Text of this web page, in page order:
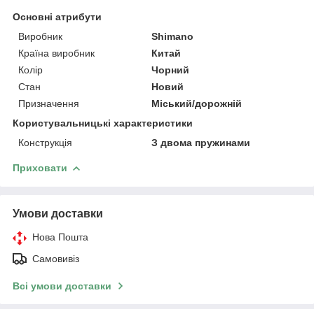
Основні атрибути
Виробник
Shimano
Країна виробник
Китай
Колір
Чорний
Стан
Новий
Призначення
Міський/дорожній
Користувальницькі характеристики
Конструкція
З двома пружинами
Приховати
Умови доставки
Нова Пошта
Самовивіз
Всі умови доставки